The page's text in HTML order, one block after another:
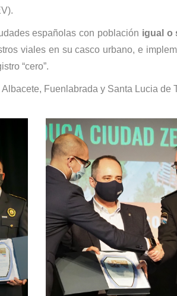
españolas con población igual o
viales en su casco urbano, e
“cero”.
Fuenlabrada y Santa Lucia